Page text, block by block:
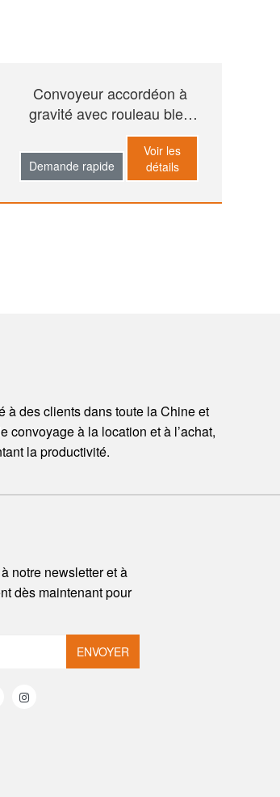
Convoyeur accordéon à
gravité avec rouleau bleu
Demande rapide
Voir les
détails
à des clients dans toute la Chine et
convoyage à la location et à l’achat,
la productivité.
notre newsletter et à
dès maintenant pour
ENVOYER